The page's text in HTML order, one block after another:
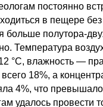
постоянно
в пещере без
больше полутора-
Температура
°C, влажность —
18%, а
4%, что
удалось провести